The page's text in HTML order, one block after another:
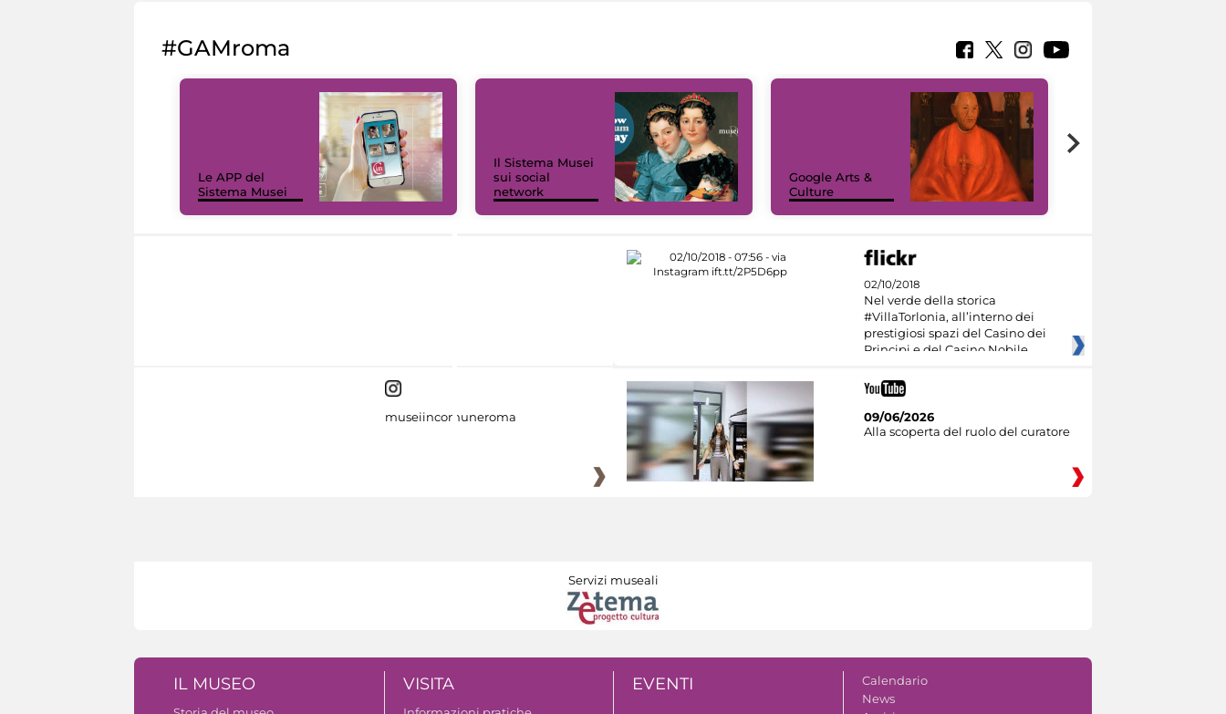
#GAMroma
Le APP del
Sistema Musei
Il Sistema Musei
sui social
network
Google Arts &
Culture
02/10/2018
Nel verde della storica
#VillaTorlonia, all’interno dei
prestigiosi spazi del Casino dei
Principi e del Casino Nobile
museiincomuneroma
09/06/2026
Alla scoperta del ruolo del curatore
Servizi museali
IL MUSEO VISITA EVENTI
Calendario
News